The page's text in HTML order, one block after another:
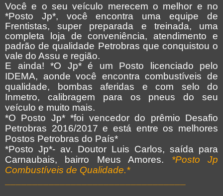
Você e o seu veículo merecem o melhor e no
*Posto Jp*, você encontra uma equipe de
Frentistas, super preparada e treinada, uma
completa loja de conveniência, atendimento e
padrão de qualidade Petrobras que conquistou o
vale do Assu e região.
E ainda! *O Jp* é um Posto licenciado pelo
IDEMA, aonde você encontra combustíveis de
qualidade, bombas aferidas e com selo do
Inmetro, calibragem para os pneus do seu
veículo e muito mais.
*O Posto Jp* *foi vencedor do prêmio Desafio
Petrobras 2016/2017 e está entre os melhores
Postos Petrobras do País*
*Posto Jp*- av. Doutor Luis Carlos, saída para
Carnaubais, bairro Meus Amores. *Posto Jp
Combustíveis de Qualidade.*